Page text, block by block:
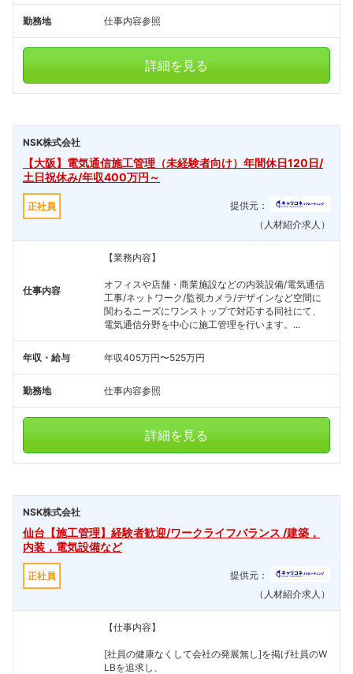
勤務地 仕事内容参照
詳細を見る
NSK株式会社
【大阪】電気通信施工管理（未経験者向け）年間休日120日/
土日祝休み/年収400万円～
正社員
提供元：
（人材紹介求人）
仕事内容
【業務内容】
オフィスや店舗・商業施設などの内装設備/電気通信
工事/ネットワーク/監視カメラ/デザインなど空間に
関わるニーズにワンストップで対応する同社にて、
電気通信分野を中心に施工管理を行います。...
年収・給与 年収405万円〜525万円
勤務地 仕事内容参照
詳細を見る
NSK株式会社
仙台【施工管理】経験者歓迎/ワークライフバランス /建築，
内装，電気設備など
正社員
提供元：
（人材紹介求人）
【仕事内容】
[社員の健康なくして会社の発展無し]を掲げ社員のW
LBを追求し、